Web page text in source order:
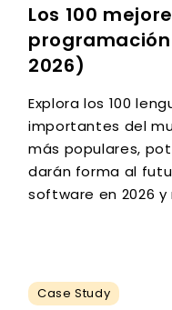
Los 100
2026)
Explora los 100
importantes del
más populares,
darán forma al
software en 2026 y
Case Study